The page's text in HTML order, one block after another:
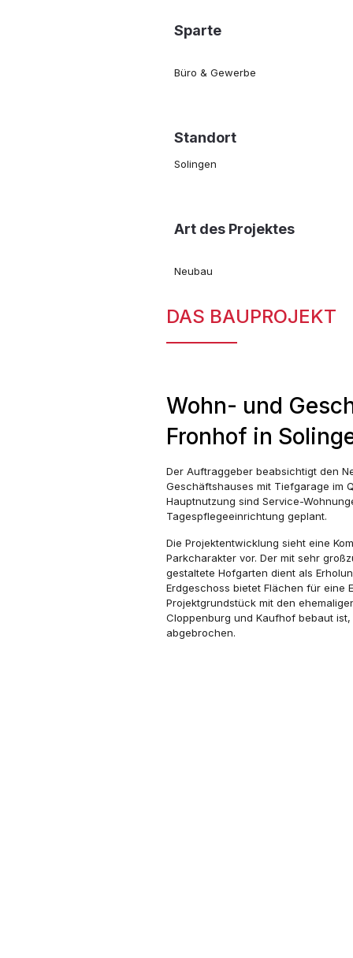
Sparte
Büro & Gewerbe
Standort
Solingen
Art des Projektes
Neubau
DAS BAUPROJEKT
Wohn- und
Fronhof in
Der Auftraggeber beabsichtigt den
Geschäftshauses mit Tiefgarage im
Hauptnutzung sind Service-
Tagespflegeeinrichtung geplant.
Die Projektentwicklung sieht eine
Parkcharakter vor. Der mit sehr
gestaltete Hofgarten dient als
Erdgeschoss bietet Flächen für eine
Projektgrundstück mit den
Cloppenburg und Kaufhof bebaut
abgebrochen.